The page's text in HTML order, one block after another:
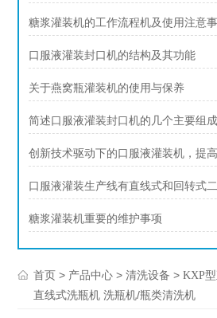
糖浆灌装机的工作流程机及使用注意
口服液灌装封口机的结构及其功能
关于燕窝瓶灌装机的使用与保养
简述口服液灌装封口机的几个主要组
创新技术驱动下的口服液灌装机，提
口服液灌装生产线有直线式和回转式
糖浆灌装机重要的维护事项
首页 > 产品中心 >清洗设备 >KXP
直线式洗瓶机 洗瓶机/瓶类清洗机